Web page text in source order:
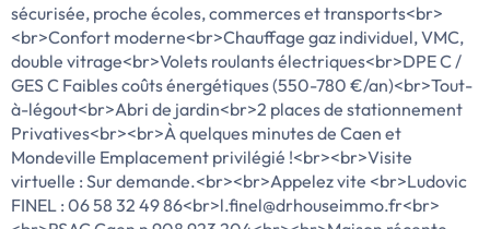
sécurisée, proche écoles, commerces et transports<br>
<br>Confort moderne<br>Chauffage gaz individuel, VMC,
double vitrage<br>Volets roulants électriques<br>DPE C /
GES C Faibles coûts énergétiques (550-780 €/an)<br>Tout-
à-légout<br>Abri de jardin<br>2 places de stationnement
Privatives<br><br>À quelques minutes de Caen et
Mondeville Emplacement privilégié !<br><br>Visite
virtuelle : Sur demande.<br><br>Appelez vite <br>Ludovic
FINEL : 06 58 32 49 86<br>l.finel@drhouseimmo.fr<br>